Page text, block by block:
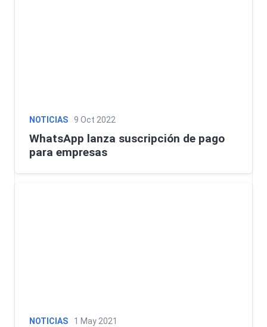
NOTICIAS 9 Oct 2022
WhatsApp lanza suscripción de pago
para empresas
NOTICIAS 1 May 2021